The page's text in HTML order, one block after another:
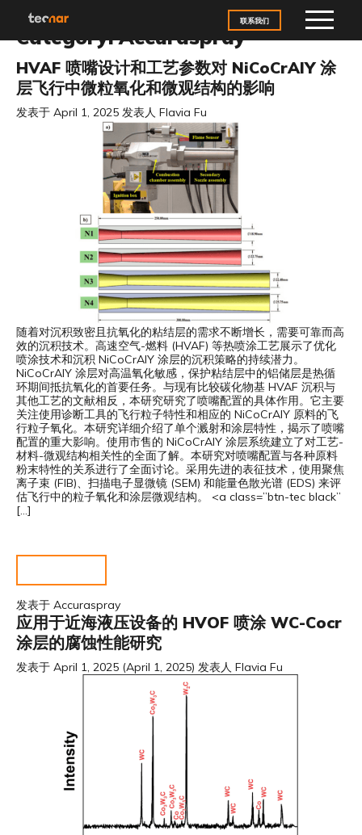
联系我们
Category:Accuraspray
HVAF 喷嘴设计和工艺参数对 NiCoCrAlY 涂
层飞行中微粒氧化和微观结构的影响
发表于 April 1, 2025 发表人 Flavia Fu
随着对沉积致密且抗氧化的粘结层的需求不断增长，需要可靠而高
效的沉积技术。高速空气-燃料 (HVAF) 等热喷涂工艺展示了优化
喷涂技术和沉积 NiCoCrAlY 涂层的沉积策略的持续潜力。
NiCoCrAlY 涂层对高温氧化敏感，保护粘结层中的铝储层是热循
环期间抵抗氧化的首要任务。与现有比较碳化物基 HVAF 沉积与
其他工艺的文献相反，本研究研究了喷嘴配置的具体作用。它主要
关注使用诊断工具的飞行粒子特性和相应的 NiCoCrAlY 原料的飞
行粒子氧化。本研究详细介绍了单个溅射和涂层特性，揭示了喷嘴
配置的重大影响。使用市售的 NiCoCrAlY 涂层系统建立了对工艺-
材料-微观结构相关性的全面了解。本研究对喷嘴配置与各种原料
粉末特性的关系进行了全面讨论。采用先进的表征技术，使用聚焦
离子束 (FIB)、扫描电子显微镜 (SEM) 和能量色散光谱 (EDS) 来评
估飞行中的粒子氧化和涂层微观结构。 <a class=”btn-tec black”
[…]
发表于 Accuraspray
应用于近海液压设备的 HVOF 喷涂 WC-Cocr
涂层的腐蚀性能研究
发表于 April 1, 2025 (April 1, 2025) 发表人 Flavia Fu